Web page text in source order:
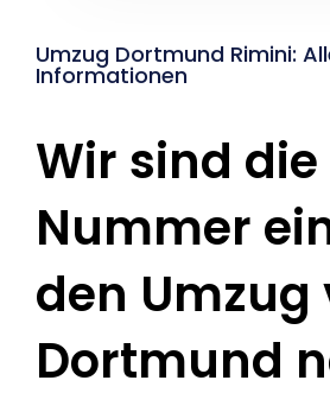
Umzug Dortmund Rimini:
Informationen
Wir sind die
Nummer
den Umzug
Dortmund